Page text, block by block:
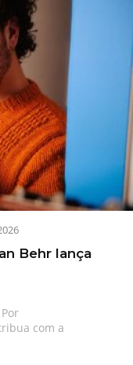
Behr lança
com a